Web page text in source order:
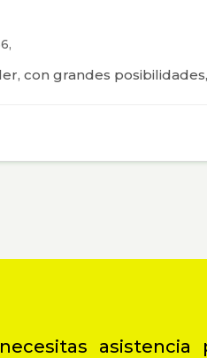
con grandes